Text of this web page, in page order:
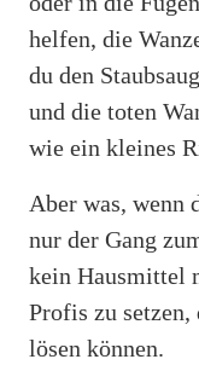
helfen, die
du den
und die toten
wie ein kleines
Aber was, wenn
nur der Gang
kein Hausmittel
Profis zu
lösen können.